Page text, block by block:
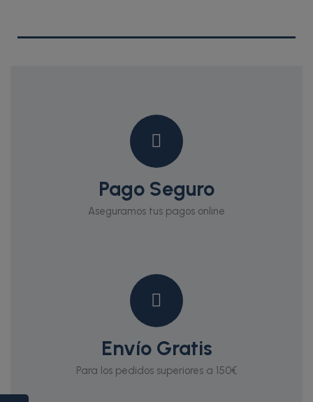
Pago Seguro
Aseguramos tus pagos online
Envío Gratis
Para los pedidos superiores a 150€